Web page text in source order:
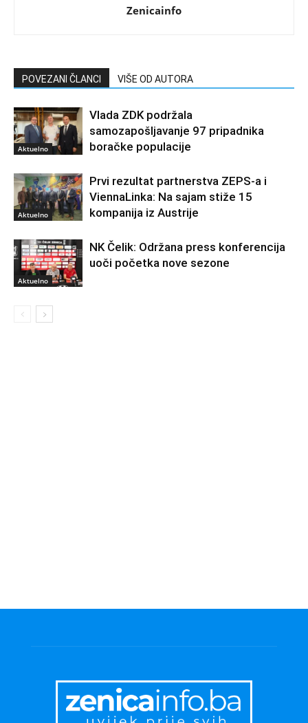
Zenicainfo
POVEZANI ČLANCI VIŠE OD AUTORA
Aktuelno
Vlada ZDK podržala
samozapošljavanje 97 pripadnika
boračke populacije
Aktuelno
Prvi rezultat partnerstva ZEPS-a i
ViennaLinka: Na sajam stiže 15
kompanija iz Austrije
Aktuelno
NK Čelik: Održana press konferencija
uoči početka nove sezone